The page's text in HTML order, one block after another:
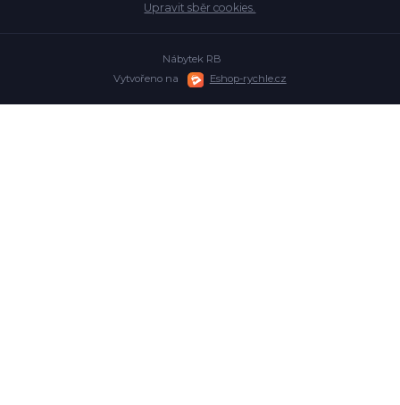
Upravit sběr cookies.
Nábytek RB
Vytvořeno na
Eshop-rychle.cz